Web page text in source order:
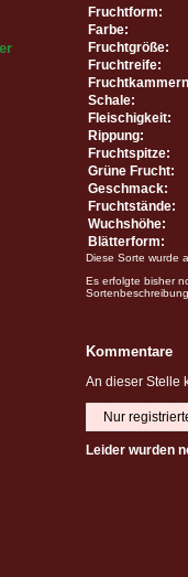
Fruchtform:
Farbe:
Fruchtgröße:
Fruchtreife:
Schale:
Fleischigkeit:
Rippung:
Fruchtspitze:
Grüne Frucht:
Geschmack:
Fruchtstände:
Wuchshöhe:
Blätterform:
Diese Sorte wurde
Es erfolgte bisher
Sortenbeschreibung.
Kommentare
An dieser Stelle
Nur
Leider wurden